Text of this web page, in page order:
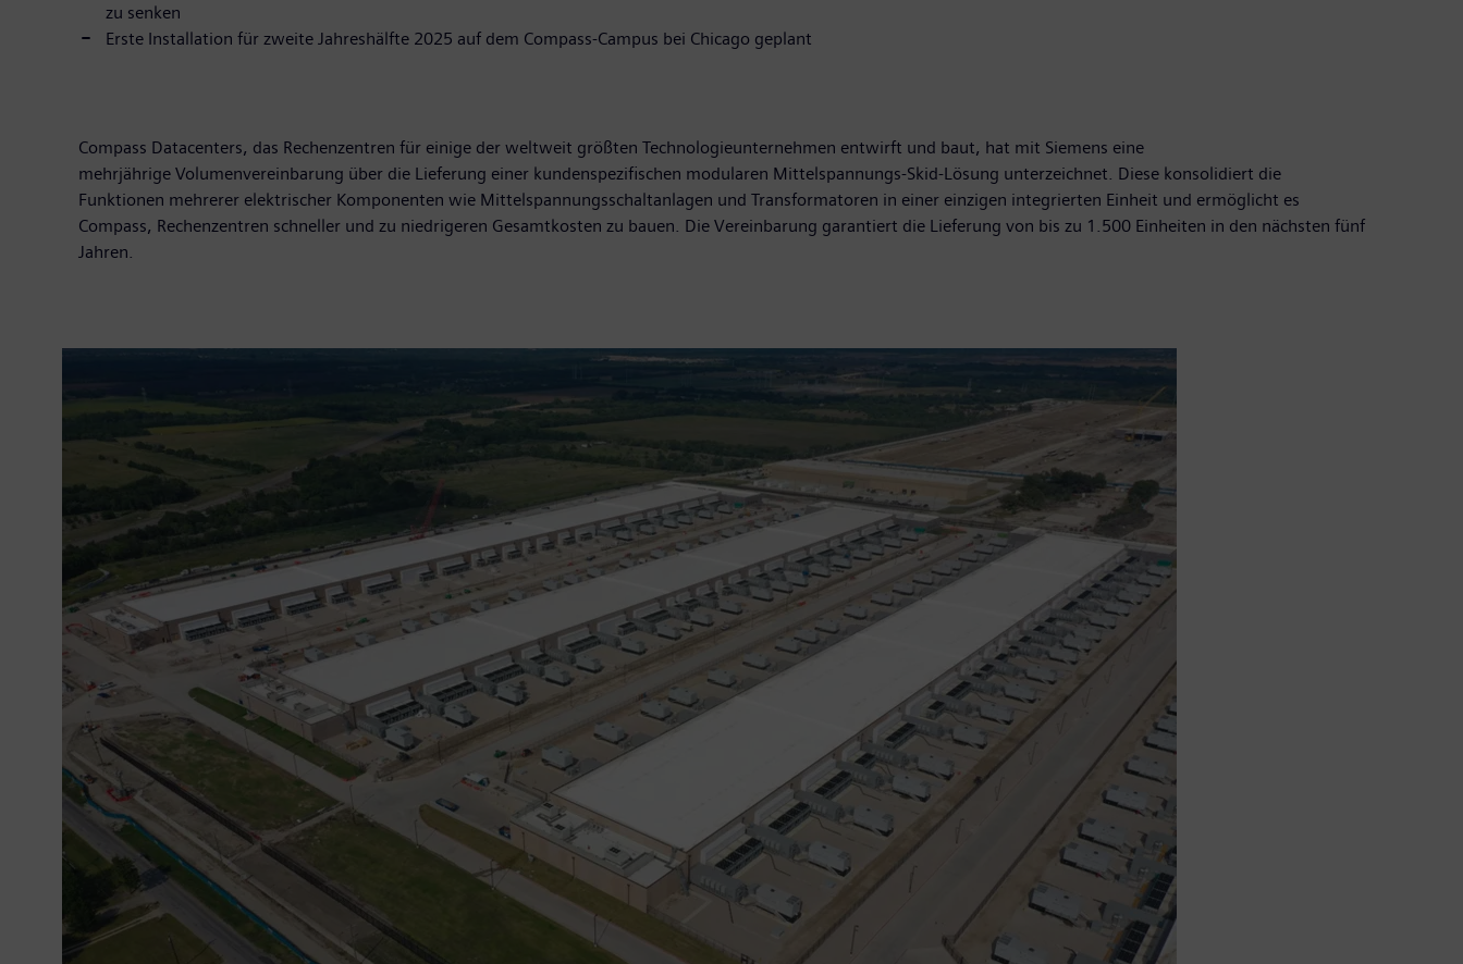
zu senken
Erste Installation für zweite Jahreshälfte 2025 auf dem Compass-Campus bei Chicago geplant
Compass Datacenters, das Rechenzentren für einige der weltweit größten Technologieunternehmen entwirft und baut, hat mit Siemens eine
mehrjährige Volumenvereinbarung über die Lieferung einer kundenspezifischen modularen Mittelspannungs-Skid-Lösung unterzeichnet. Diese konsolidiert die
Funktionen mehrerer elektrischer Komponenten wie Mittelspannungsschaltanlagen und Transformatoren in einer einzigen integrierten Einheit und ermöglicht es
Compass, Rechenzentren schneller und zu niedrigeren Gesamtkosten zu bauen. Die Vereinbarung garantiert die Lieferung von bis zu 1.500 Einheiten in den nächsten fünf
Jahren.